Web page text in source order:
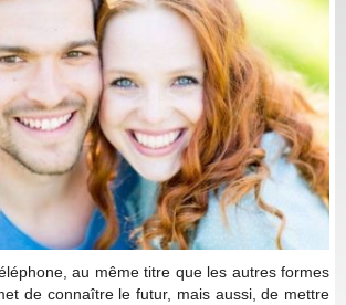
au même titre que les autres formes
de connaître le futur, mais aussi, de mettre